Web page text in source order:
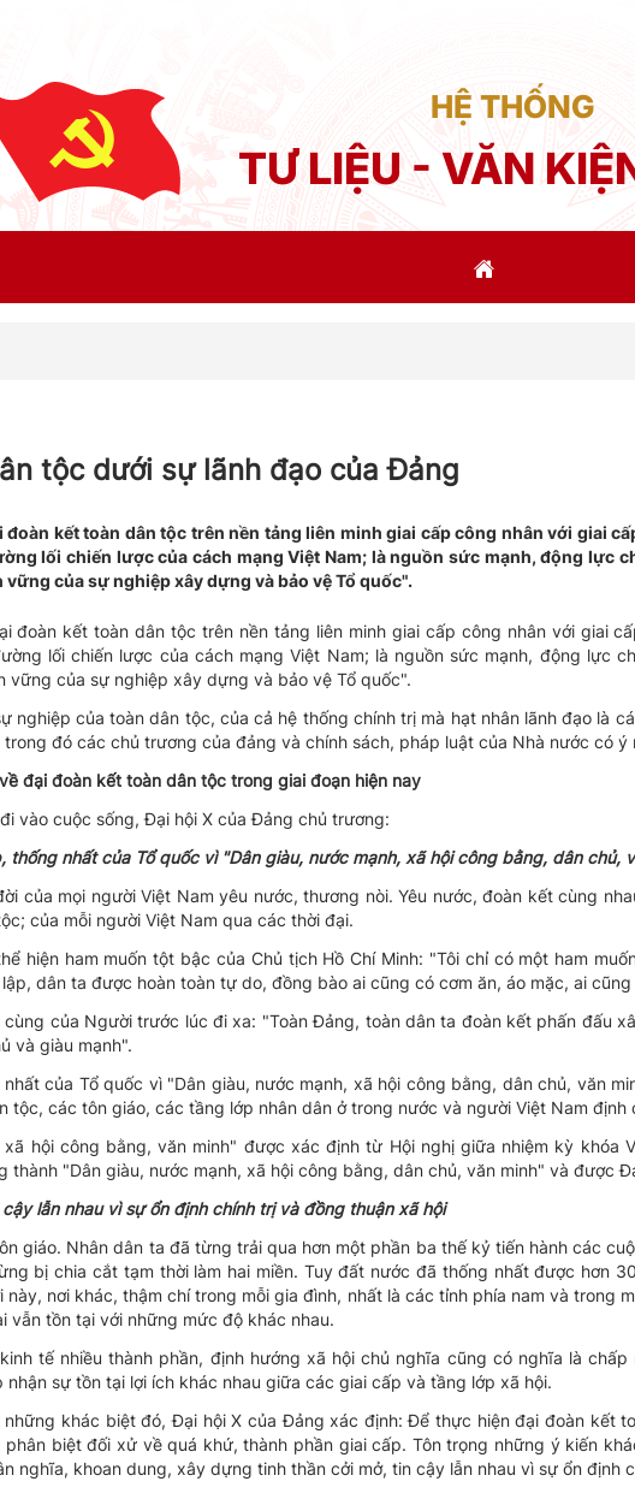
HỆ THỐNG
TƯ LIỆU - VĂN
tộc dưới sự lãnh đạo của Đảng
kết toàn dân tộc trên nền tảng liên minh giai cấp công nhân với giai
lối chiến lược của cách mạng Việt Nam; là nguồn sức mạnh, động lực
của sự nghiệp xây dựng và bảo vệ Tổ quốc".
đoàn kết toàn dân tộc trên nền tảng liên minh giai cấp công nhân với giai
lối chiến lược của cách mạng Việt Nam; là nguồn sức mạnh, động lực
vững của sự nghiệp xây dựng và bảo vệ Tổ quốc".
nghiệp của toàn dân tộc, của cả hệ thống chính trị mà hạt nhân lãnh đạo là
đó các chủ trương của đảng và chính sách, pháp luật của Nhà nước có
đại đoàn kết toàn dân tộc trong giai đoạn hiện nay
vào cuộc sống, Đại hội X của Đảng chủ trương:
thống nhất của Tổ quốc vì "Dân giàu, nước mạnh, xã hội công bằng, dân chủ,
của mọi người Việt Nam yêu nước, thương nòi. Yêu nước, đoàn kết cùng
của mỗi người Việt Nam qua các thời đại.
hiện ham muốn tột bậc của Chủ tịch Hồ Chí Minh: "Tôi chỉ có một ham
dân ta được hoàn toàn tự do, đồng bào ai cũng có cơm ăn, áo mặc, ai
của Người trước lúc đi xa: "Toàn Đảng, toàn dân ta đoàn kết phấn đấu
và giàu mạnh".
của Tổ quốc vì "Dân giàu, nước mạnh, xã hội công bằng, dân chủ, văn
tộc, các tôn giáo, các tầng lớp nhân dân ở trong nước và người Việt Nam định
hội công bằng, văn minh" được xác định từ Hội nghị giữa nhiệm kỳ khóa
thành "Dân giàu, nước mạnh, xã hội công bằng, dân chủ, văn minh" và được
lẫn nhau vì sự ổn định chính trị và đồng thuận xã hội
giáo. Nhân dân ta đã từng trải qua hơn một phần ba thế kỷ tiến hành các
bị chia cắt tạm thời làm hai miền. Tuy đất nước đã thống nhất được hơn
nơi khác, thậm chí trong mỗi gia đình, nhất là các tỉnh phía nam và trong
vẫn tồn tại với những mức độ khác nhau.
tế nhiều thành phần, định hướng xã hội chủ nghĩa cũng có nghĩa là
nhận sự tồn tại lợi ích khác nhau giữa các giai cấp và tầng lớp xã hội.
khác biệt đó, Đại hội X của Đảng xác định: Để thực hiện đại đoàn kết
biệt đối xử về quá khứ, thành phần giai cấp. Tôn trọng những ý kiến
nghĩa, khoan dung, xây dựng tinh thần cởi mở, tin cậy lẫn nhau vì sự ổn định